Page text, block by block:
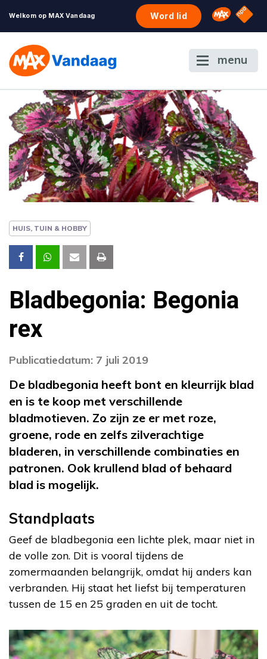
Welkom op MAX Vandaag Word lid Omroep
NPO
menu
HUIS, TUIN & HOBBY
Bladbegonia: Begonia
rex
Publicatiedatum: 7 juli 2019
De bladbegonia heeft bont en kleurrijk blad
en is te koop met verschillende
bladmotieven. Zo zijn ze er met roze,
groene, rode en zelfs zilverachtige
bladeren, in verschillende combinaties en
patronen. Ook krullend blad of behaard
blad is mogelijk.
Standplaats
Geef de bladbegonia een lichte plek, maar niet in
de volle zon. Dit is vooral tijdens de
zomermaanden belangrijk, omdat hij anders kan
verbranden. Hij staat het liefst bij temperaturen
tussen de 15 en 25 graden en uit de tocht.